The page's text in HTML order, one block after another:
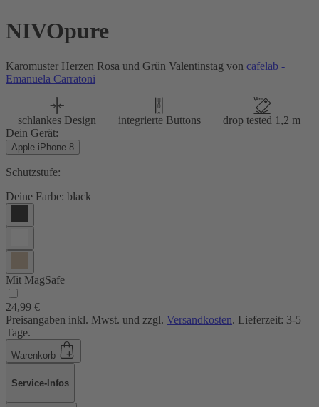
NIVOpure
Karomuster Herzen Rosa und Grün Valentinstag von cafelab -
Emanuela Carratoni
schlankes Design integrierte Buttons
drop tested 1,2 m
Dein Gerät:
Apple iPhone 8
Schutzstufe:
Deine Farbe: black
Mit MagSafe
24,99 €
Preisangaben inkl. Mwst. und zzgl. Versandkosten. Lieferzeit: 3-5
Tage.
Warenkorb
Service-Infos